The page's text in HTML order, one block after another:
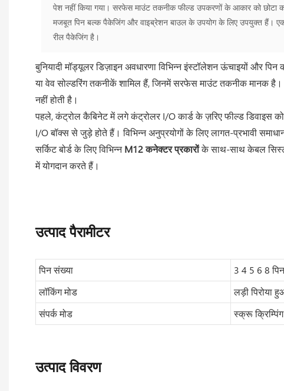
पेश नहीं किया गया। सरफेस माउंट तकनीक फील्ड उपकरणों के आकार को छोटा
मजबूत पिन बल्क पैकेजिंग और वाइब्रेशन बाउल के उपयोग के लिए उपयुक्त हैं।
रील पैकेजिंग है।
बुनियादी मॉड्यूलर डिज़ाइन अवधारणा विभिन्न इंस्टॉलेशन ऊंचाइयों और
या वेव सोल्डरिंग तकनीकें शामिल हैं, जिनमें सरफेस माउंट तकनीक मानक
नहीं होती है।
पहले, कंट्रोल कैबिनेट में लगे कंट्रोलर I/O कार्ड के ज़रिए फील्ड डिवाइस
I/O बॉक्स से जुड़े होते हैं। विभिन्न अनुप्रयोगों के लिए लागत-प्रभावी
सर्किट बोर्ड के लिए विभिन्नM12 कनेक्टर प्रकारोंके साथ-साथ केबल
में योगदान करते हैं।
उत्पाद पैरामीटर
पिन संख्या 3 4 5 6 8 पिन
लॉकिंग मोड
लड़ी पिरोया
संपर्क मोड
स्क्रू क्रिम्पिंग
उत्पाद विवरण